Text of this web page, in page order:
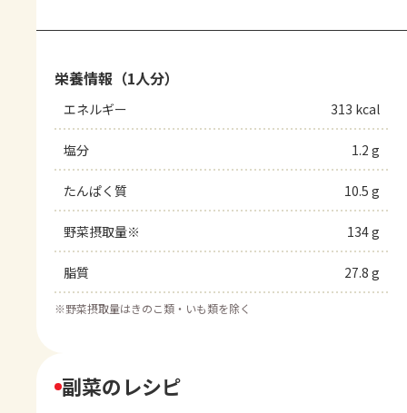
栄養情報（1人分）
エネルギー 313 kcal
塩分 1.2 g
たんぱく質 10.5 g
野菜摂取量※ 134 g
脂質 27.8 g
※野菜摂取量はきのこ類・いも類を除く
副菜のレシピ